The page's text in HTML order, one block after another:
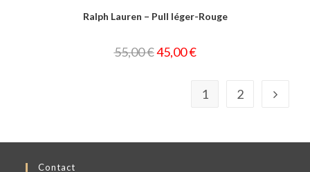
Ralph Lauren – Pull léger-Rouge
55,00€45,00€
1 2
Contact